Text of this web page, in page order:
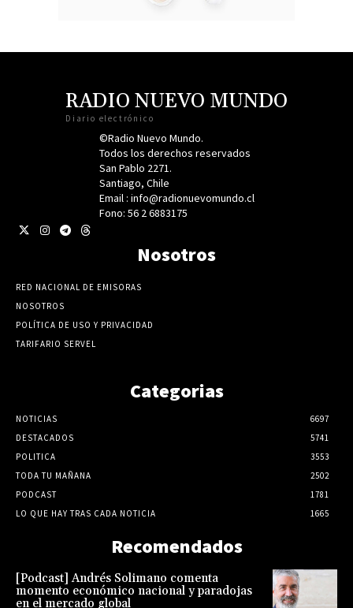
RADIO NUEVO MUNDO
Diario electrónico
©Radio Nuevo Mundo.
Todos los derechos reservados
San Pablo 2271.
Santiago, Chile
Email : info@radionuevomundo.cl
Fono: 56 2 6883175
Nosotros
RED NACIONAL DE EMISORAS
NOSOTROS
POLÍTICA DE USO Y PRIVACIDAD
TARIFARIO SERVEL
Categorias
NOTICIAS
6697
DESTACADOS
5741
POLITICA
3553
TODA TU MAÑANA
2502
PODCAST
1781
LO QUE HAY TRAS CADA NOTICIA
1665
Recomendados
[Podcast] Andrés Solimano comenta
momento económico nacional y paradojas
en el mercado global